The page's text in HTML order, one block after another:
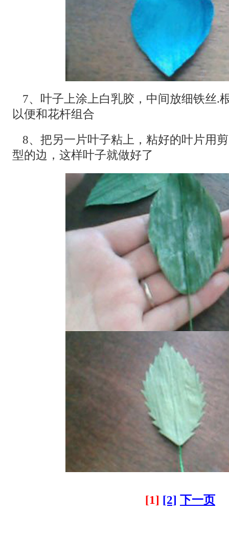
7、叶子上涂上白乳胶，中间放细铁丝.
以便和花杆组合
8、把另一片叶子粘上，粘好的叶片用
型的边，这样叶子就做好了
[1] [2] 下一页